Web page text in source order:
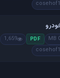
PDF
1,659